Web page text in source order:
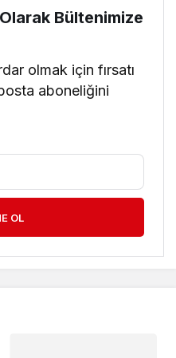
Bültenimize
olmak için fırsatı
aboneliğini
OL